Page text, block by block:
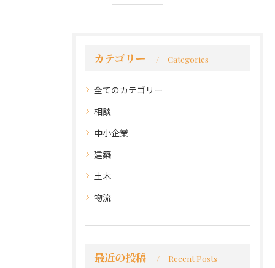
カテゴリー Categories
全てのカテゴリー
相談
中小企業
建築
土木
物流
最近の投稿 Recent Posts